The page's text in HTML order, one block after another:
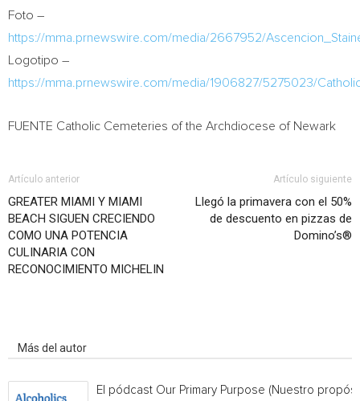
Foto –
https://mma.prnewswire.com/media/2667952/
Logotipo –
https://mma.prnewswire.com/media/1906827/5275023/
FUENTE Catholic Cemeteries of the Archdiocese of Newark
Artículo anterior
GREATER MIAMI Y MIAMI
BEACH SIGUEN CRECIENDO
COMO UNA POTENCIA
CULINARIA CON
RECONOCIMIENTO MICHELIN
Artículo siguiente
Llegó la primavera con el 50%
de descuento en pizzas de
Domino’s®
Más del autor
El pódcast Our Primary Purpose (Nuestro